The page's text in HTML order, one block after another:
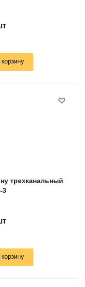
трехканальный
3